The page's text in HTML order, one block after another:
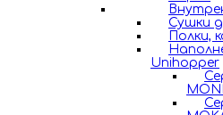
Сушки
Полки,
Unihopper